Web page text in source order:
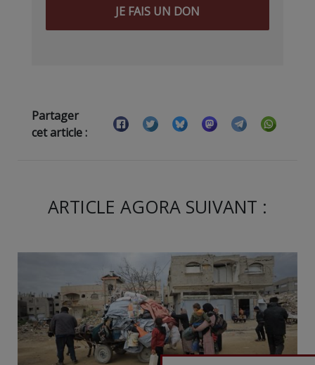
JE FAIS UN DON
Partager
cet article :
ARTICLE AGORA SUIVANT :